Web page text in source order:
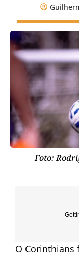
Foto:
O Corinthians